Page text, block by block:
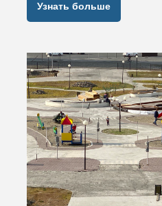
Узнать больше